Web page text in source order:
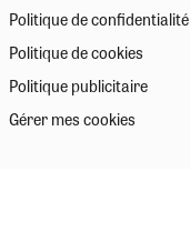
Politique de confidentialité
Politique de cookies
Politique publicitaire
Gérer mes cookies